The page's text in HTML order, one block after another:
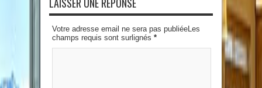
Votre adresse email ne sera pas publiéeLes
champs requis sont surlignés *